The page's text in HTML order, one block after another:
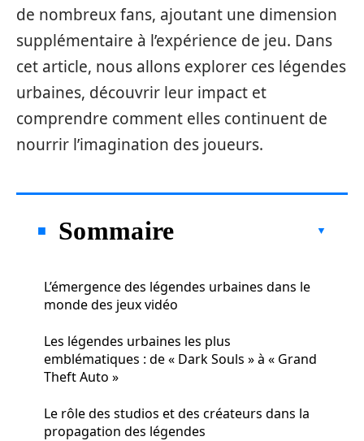
de nombreux fans, ajoutant une dimension
supplémentaire à l’expérience de jeu. Dans
cet article, nous allons explorer ces légendes
urbaines, découvrir leur impact et
comprendre comment elles continuent de
nourrir l’imagination des joueurs.
Sommaire
L’émergence des légendes urbaines dans le
monde des jeux vidéo
Les légendes urbaines les plus
emblématiques : de « Dark Souls » à « Grand
Theft Auto »
Le rôle des studios et des créateurs dans la
propagation des légendes